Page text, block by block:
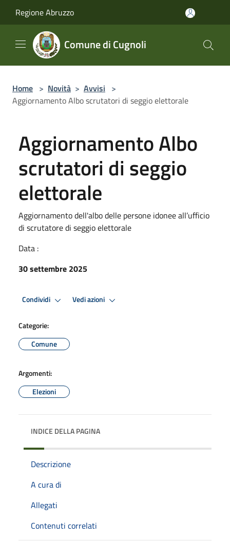
Regione Abruzzo
Comune di Cugnoli
Home > Novità > Avvisi >
Aggiornamento Albo scrutatori di seggio elettorale
Aggiornamento Albo
scrutatori di seggio
elettorale
Aggiornamento dell'albo delle persone idonee all’ufficio
di scrutatore di seggio elettorale
Data :
30 settembre 2025
Condividi Vedi azioni
Categorie:
Comune
Argomenti:
Elezioni
INDICE DELLA PAGINA
Descrizione
A cura di
Allegati
Contenuti correlati